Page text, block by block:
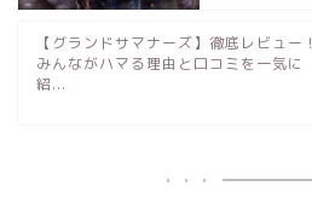
【グランドサマナーズ】徹底レビュー！
みんながハマる理由と口コミを一気に
紹...